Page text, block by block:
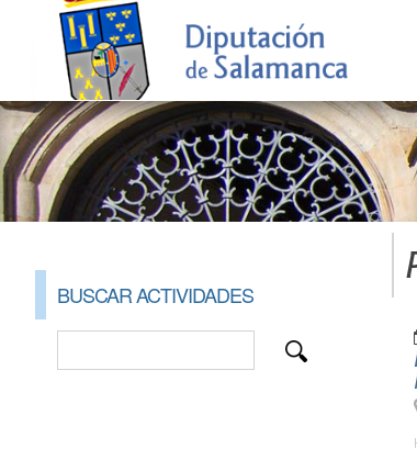
BUSCAR ACTIVIDADES